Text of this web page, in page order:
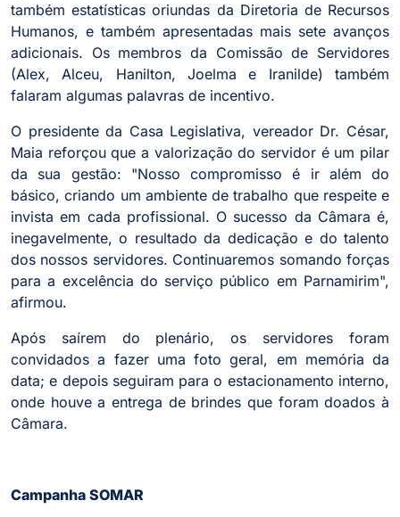
também estatísticas oriundas da Diretoria de Recursos
Humanos, e também apresentadas mais sete avanços
adicionais. Os membros da Comissão de Servidores
(Alex, Alceu, Hanilton, Joelma e Iranilde) também
falaram algumas palavras de incentivo.
O presidente da Casa Legislativa, vereador Dr. César,
Maia reforçou que a valorização do servidor é um pilar
da sua gestão: "Nosso compromisso é ir além do
básico, criando um ambiente de trabalho que respeite e
invista em cada profissional. O sucesso da Câmara é,
inegavelmente, o resultado da dedicação e do talento
dos nossos servidores. Continuaremos somando forças
para a excelência do serviço público em Parnamirim",
afirmou.
Após saírem do plenário, os servidores foram
convidados a fazer uma foto geral, em memória da
data; e depois seguiram para o estacionamento interno,
onde houve a entrega de brindes que foram doados à
Câmara.
Campanha SOMAR